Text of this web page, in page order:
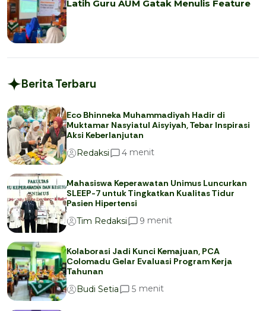
Latih Guru AUM Gatak Menulis Feature
Berita Terbaru
Eco Bhinneka Muhammadiyah Hadir di
Muktamar Nasyiatul Aisyiyah, Tebar Inspirasi
Aksi Keberlanjutan
Redaksi
4 menit
Mahasiswa Keperawatan Unimus Luncurkan
SLEEP-7 untuk Tingkatkan Kualitas Tidur
Pasien Hipertensi
Tim Redaksi
9 menit
Kolaborasi Jadi Kunci Kemajuan, PCA
Colomadu Gelar Evaluasi Program Kerja
Tahunan
Budi Setia
5 menit